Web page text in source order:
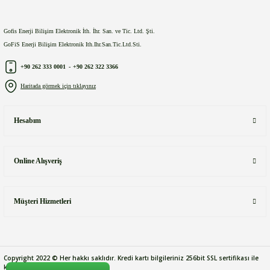
Gofis Enerji Bilişim Elektronik İth. İhr. San. ve Tic. Ltd. Şti.
GoFiS Enerji Bilişim Elektronik Ith.Ihr.San.Tic.Ltd.Sti.
+90 262 333 0001 - +90 262 322 3366
Haritada görmek için tıklayınız
Hesabım
Online Alışveriş
Müşteri Hizmetleri
Copyright 2022 © Her hakkı saklıdır. Kredi kartı bilgileriniz 256bit SSL sertifikası ile
korunmaktadır.